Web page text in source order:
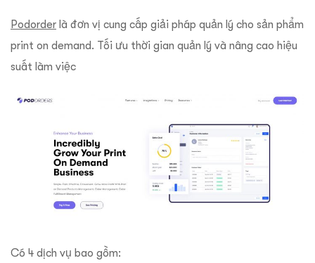
Podorder là đơn vị cung cấp giải pháp quản lý cho sản phẩm
print on demand. Tối ưu thời gian quản lý và nâng cao hiệu
suất làm việc
Có 4 dịch vụ bao gồm: